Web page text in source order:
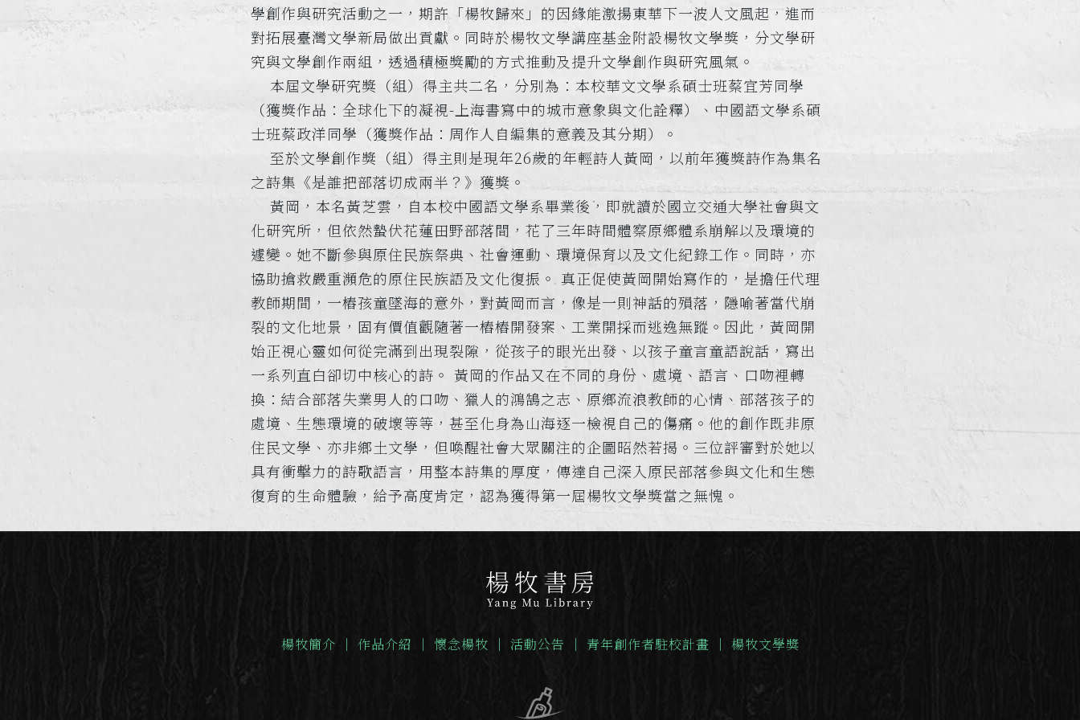
學創作與研究活動之一，期許「楊牧歸來」的因緣能激揚東華下一波人文風起，進而
對拓展臺灣文學新局做出貢獻。同時於楊牧文學講座基金附設楊牧文學獎，分文學研
究與文學創作兩組，透過積極獎勵的方式推動及提升文學創作與研究風氣。
本屆文學研究獎（組）得主共二名，分別為：本校華文文學系碩士班蔡宜芳同學
（獲獎作品：全球化下的凝視-上海書寫中的城巿意象與文化詮釋）、中國語文學系碩
士班蔡政洋同學（獲獎作品：周作人自編集的意義及其分期）。
至於文學創作獎（組）得主則是現年26歲的年輕詩人黃岡，以前年獲獎詩作為集名
之詩集《是誰把部落切成兩半？》獲獎。
黃岡，本名黃芝雲，自本校中國語文學系畢業後，即就讀於國立交通大學社會與文
化研究所，但依然蟄伏花蓮田野部落間，花了三年時間體察原鄉體系崩解以及環境的
遽變。她不斷參與原住民族祭典、社會運動、環境保育以及文化紀錄工作。同時，亦
協助搶救嚴重瀕危的原住民族語及文化復振。 真正促使黃岡開始寫作的，是擔任代理
教師期間，一樁孩童墜海的意外，對黃岡而言，像是一則神話的殞落，隱喻著當代崩
裂的文化地景，固有價值觀隨著一樁樁開發案、工業開採而逃逸無蹤。因此，黃岡開
始正視心靈如何從完滿到出現裂隙，從孩子的眼光出發、以孩子童言童語說話，寫出
一系列直白卻切中核心的詩。 黃岡的作品又在不同的身份、處境、語言、口吻裡轉
換：結合部落失業男人的口吻、獵人的鴻鵠之志、原鄉流浪教師的心情、部落孩子的
處境、生態環境的破壞等等，甚至化身為山海逐一檢視自己的傷痛。他的創作既非原
住民文學、亦非鄉土文學，但喚醒社會大眾關注的企圖昭然若揭。三位評審對於她以
具有衝擊力的詩歌語言，用整本詩集的厚度，傳達自己深入原民部落參與文化和生態
復育的生命體驗，給予高度肯定，認為獲得第一屆楊牧文學獎當之無愧。
楊牧簡介 ｜ 作品介紹 ｜ 懷念楊牧 ｜ 活動公告 ｜ 青年創作者駐校計畫 ｜ 楊牧文學獎